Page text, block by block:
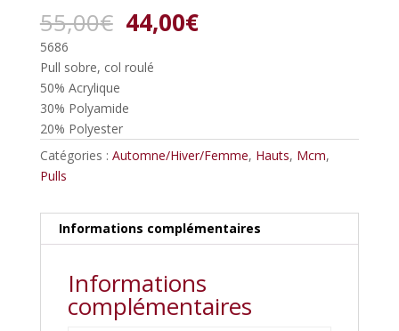
55,00€ Le
prix
initial
était :
55,00€.
44,00€Le
prix
5686
Pull sobre, col roulé
50% Acrylique
30% Polyamide
20% Polyester
Catégories : Automne/Hiver/Femme, Hauts, Mcm,
Pulls
Informations complémentaires
Informations
complémentaires